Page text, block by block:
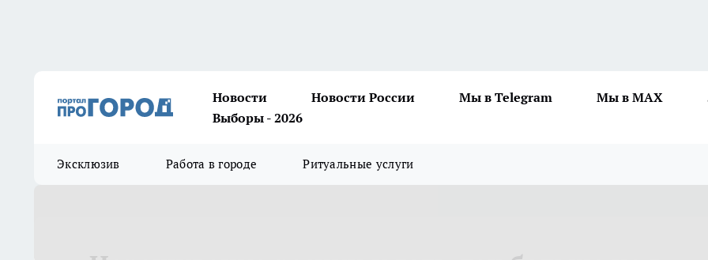
Новости Новости России Мы в Telegram Мы в MAX
Выборы - 2026
Эксклюзив Работа в городе Ритуальные услуги